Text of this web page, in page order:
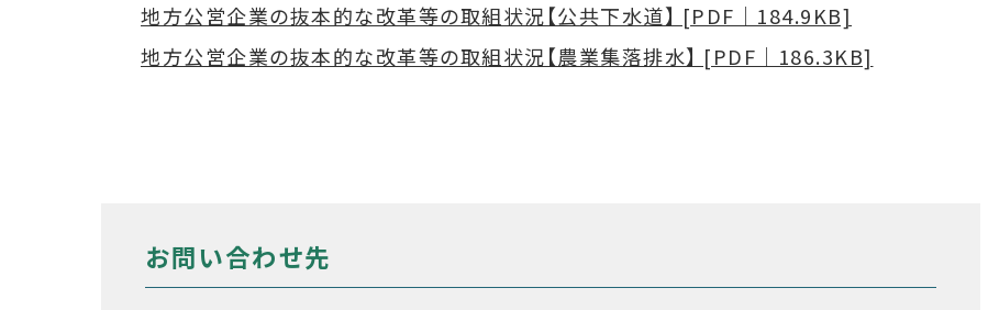
地方公営企業の抜本的な改革等の取組状況【公共下水道】 [PDF｜184.9KB]
地方公営企業の抜本的な改革等の取組状況【農業集落排水】 [PDF｜186.3KB]
お問い合わせ先